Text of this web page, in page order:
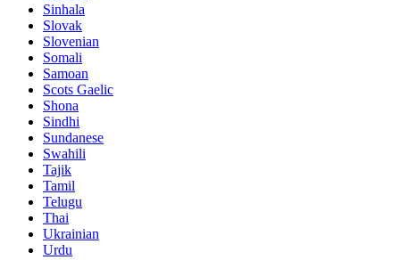
Sinhala
Slovak
Slovenian
Somali
Samoan
Scots Gaelic
Shona
Sindhi
Sundanese
Swahili
Tajik
Tamil
Telugu
Thai
Ukrainian
Urdu